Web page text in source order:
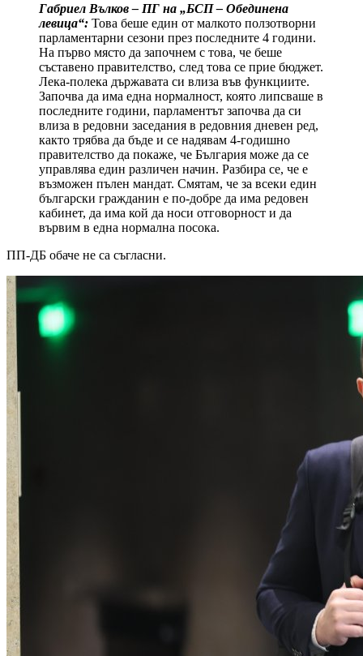
Габриел Вълков – ПГ на „БСП – Обединена
левица“: Това беше един от малкото ползотворни
парламентарни сезони през последните 4 години.
На първо място да започнем с това, че беше
съставено правителство, след това се прие бюджет.
Лека-полека държавата си влиза във функциите.
Започва да има една нормалност, която липсваше в
последните години, парламентът започва да си
влиза в редовни заседания в редовния дневен ред,
както трябва да бъде и се надявам 4-годишно
правителство да покаже, че България може да се
управлява един различен начин. Разбира се, че е
възможен пълен мандат. Смятам, че за всеки един
български гражданин е по-добре да има редовен
кабинет, да има кой да носи отговорност и да
вървим в една нормална посока.
ПП-ДБ обаче не са съгласни.